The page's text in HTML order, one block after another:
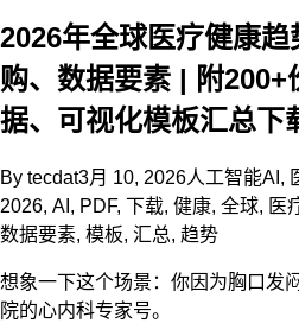
2026年全球医疗健康
购、数据要素 | 附200+
据、可视化模板汇总下
By tecdat3月 10, 2026人工智能AI ,
2026, AI , PDF, 下载, 健康, 全球, 医
数据要素, 模板, 汇总, 趋势
想象一下这个场景：你因为胸口发
院的心内科专家号。